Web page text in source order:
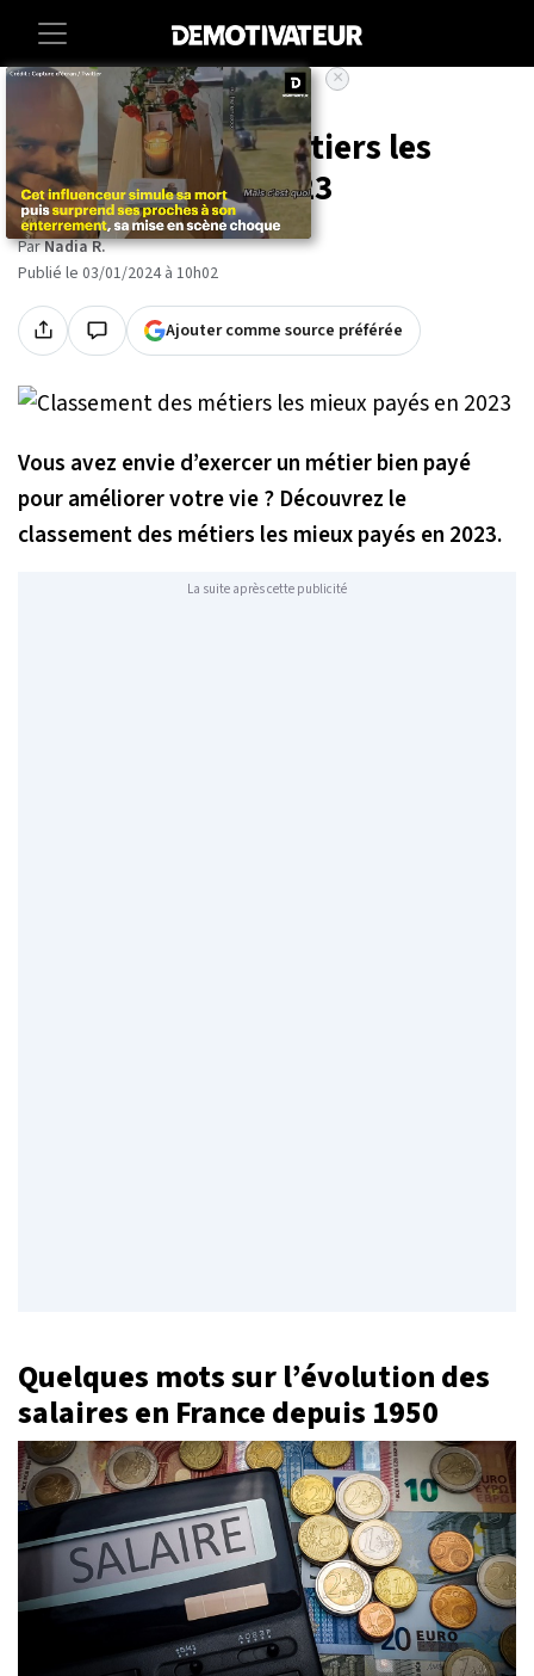
Lifestyle
Classement des métiers les
mieux payés en 2023
ParNadia R.
Publié le 03/01/2024 à 10h02
Ajouter comme source préférée
Vous avez envie d’exercer un métier bien payé
pour améliorer votre vie ? Découvrez le
classement des métiers les mieux payés en 2023.
La suite après cette publicité
Quelques mots sur l’évolution des
salaires en France depuis 1950
×